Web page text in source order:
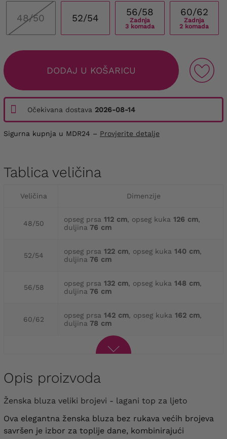
48/50 52/54
56/58
Zadnja
3 komada
60/62
Zadnja
2 komada
DODAJ U KOŠARICU
Očekivana dostava 2026-08-14
Sigurna kupnja u MDR24 – Provjerite detalje
Tablica veličina
Veličina Dimenzije
48/50 opseg prsa 112 cm, opseg kuka 126 cm,
duljina 76 cm
52/54 opseg prsa 122 cm, opseg kuka 140 cm,
duljina 76 cm
56/58 opseg prsa 132 cm, opseg kuka 148 cm,
duljina 76 cm
60/62 opseg prsa 142 cm, opseg kuka 162 cm,
duljina 78 cm
Opis proizvoda
Ženska bluza veliki brojevi - lagani top za ljeto
Ova elegantna ženska bluza bez rukava većih brojeva
savršen je izbor za toplije dane, kombinirajući